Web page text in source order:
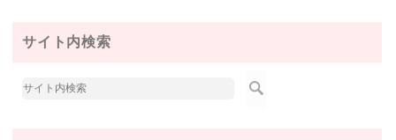
サイト内検索